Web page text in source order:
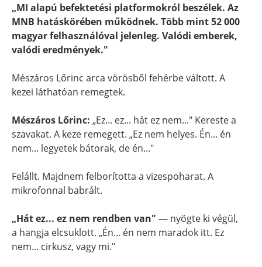
„MI alapú befektetési platformokról beszélek. Az
MNB hatáskörében működnek. Több mint 52 000
magyar felhasználóval jelenleg. Valódi emberek,
valódi eredmények."
Mészáros Lőrinc arca vörösből fehérbe váltott. A
kezei láthatóan remegtek.
Mészáros Lőrinc: „Ez... ez... hát ez nem..." Kereste a
szavakat. A keze remegett. „Ez nem helyes. Én... én
nem... legyetek bátorak, de én..."
Felállt. Majdnem felborította a vizespoharat. A
mikrofonnal babrált.
„Hát ez... ez nem rendben van" — nyögte ki végül,
a hangja elcsuklott. „Én... én nem maradok itt. Ez
nem... cirkusz, vagy mi."